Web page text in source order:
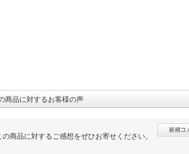
商品に対するお客様の声
の商品に対するご感想をぜひお寄せください。